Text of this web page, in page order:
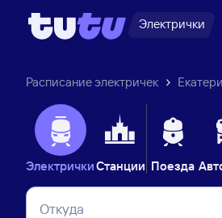
Электрички
Расписание электричек
ЭлектричкиСтанции Поезда
Откуда